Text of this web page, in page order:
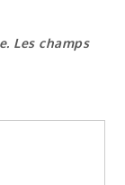
Les champs